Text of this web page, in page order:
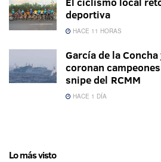
deportiva
HACE 11 HORAS
García de la
coronan
snipe del RCMM
HACE 1 DÍA
Lo más visto